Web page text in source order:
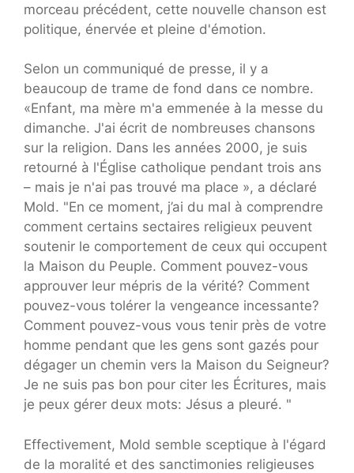
morceau précédent, cette nouvelle chanson est
politique, énervée et pleine d'émotion.
Selon un communiqué de presse, il y a
beaucoup de trame de fond dans ce nombre.
«Enfant, ma mère m'a emmenée à la messe du
dimanche. J'ai écrit de nombreuses chansons
sur la religion. Dans les années 2000, je suis
retourné à l'Église catholique pendant trois ans
– mais je n'ai pas trouvé ma place », a déclaré
Mold. "En ce moment, j’ai du mal à comprendre
comment certains sectaires religieux peuvent
soutenir le comportement de ceux qui occupent
la Maison du Peuple. Comment pouvez-vous
approuver leur mépris de la vérité? Comment
pouvez-vous tolérer la vengeance incessante?
Comment pouvez-vous vous tenir près de votre
homme pendant que les gens sont gazés pour
dégager un chemin vers la Maison du Seigneur?
Je ne suis pas bon pour citer les Écritures, mais
je peux gérer deux mots: Jésus a pleuré. "
Effectivement, Mold semble sceptique à l'égard
de la moralité et des sanctimonies religieuses